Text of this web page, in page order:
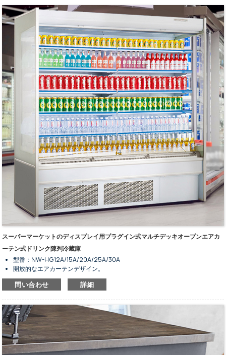
静止冷却システムと手動霜取り機能。
フラットトップのスライド式ガラスドアのデザイン。
鍵付きのドア。
R134a/R600a冷媒に対応しています。
デジタル制御システムおよび表示画面。
凝縮器内蔵型。
コンプレッサーファン付き。
高性能かつ省エネルギー。
標準の白色は素晴らしい。
下部に車輪が付いているので、動きがスムーズです。
スーパーマーケットのディスプレイ用プラグイン式マルチデッキオープンエアカ
ーテン式ドリンク陳列冷蔵庫
型番：NW-HG12A/15A/20A/25A/30A
開放的なエアカーテンデザイン。
断熱材入りの側面ガラス。
内蔵型凝縮ユニット。
大容量ストレージ。
スーパーマーケットにおける飲料の保管および陳列用。
R404a冷媒に対応しています。
デジタル制御システムと表示画面。
様々なサイズをご用意しております。
内部に高さ調節可能な棚が6段あります。
問い合わせ 詳細